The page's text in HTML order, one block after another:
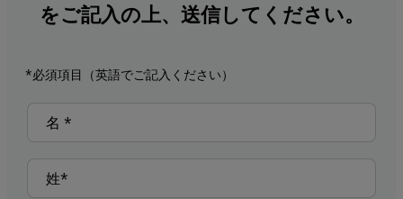
をご記入の上、送信してください。
*必須項目（英語でご記入ください）